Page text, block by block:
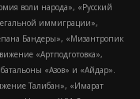
воли народа», «Русский
иммиграции»,
Бандеры», «Мизантропик
«Артподготовка»,
«Азов» и «Айдар».
Талибан», «Имарат